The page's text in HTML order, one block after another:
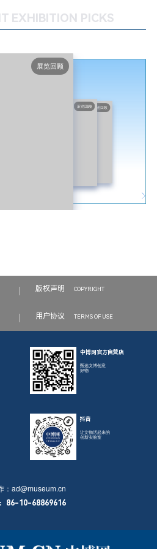
EXHIBITION PICKS
展览回顾
展览回顾 展览回顾
| 版权声明 COPYRIGHT
| 用户协议 TERMS OF USE
中博网官方自营店
甄选文博创意
好物
抖音
让文物活起来的
创新实验室
： ad@museum.cn
86-10-68869616